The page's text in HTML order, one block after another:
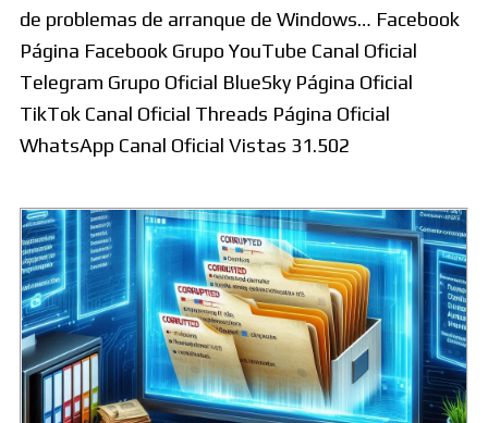
de problemas de arranque de Windows… Facebook
Página Facebook Grupo YouTube Canal Oficial
Telegram Grupo Oficial BlueSky Página Oficial
TikTok Canal Oficial Threads Página Oficial
WhatsApp Canal Oficial Vistas 31.502